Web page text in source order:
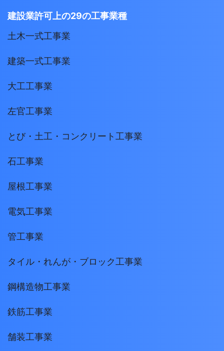
建設業許可上の29の工事業種
土木一式工事業
建築一式工事業
大工工事業
左官工事業
とび・土工・コンクリート工事業
石工事業
屋根工事業
電気工事業
管工事業
タイル・れんが・ブロック工事業
鋼構造物工事業
鉄筋工事業
舗装工事業